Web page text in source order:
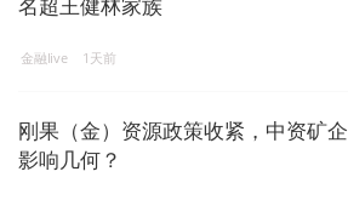
金融live 1天前
刚果（金）资源政策收紧，中资矿企
影响几何？